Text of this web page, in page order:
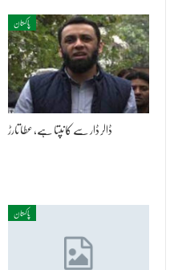
پاکستان
ڈالر ڈار سے کانپتا ہے، عطا تارڑ
پاکستان